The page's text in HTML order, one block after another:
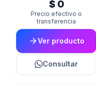
$ 0
Precio efectivo o
transferencia
Ver producto
Consultar